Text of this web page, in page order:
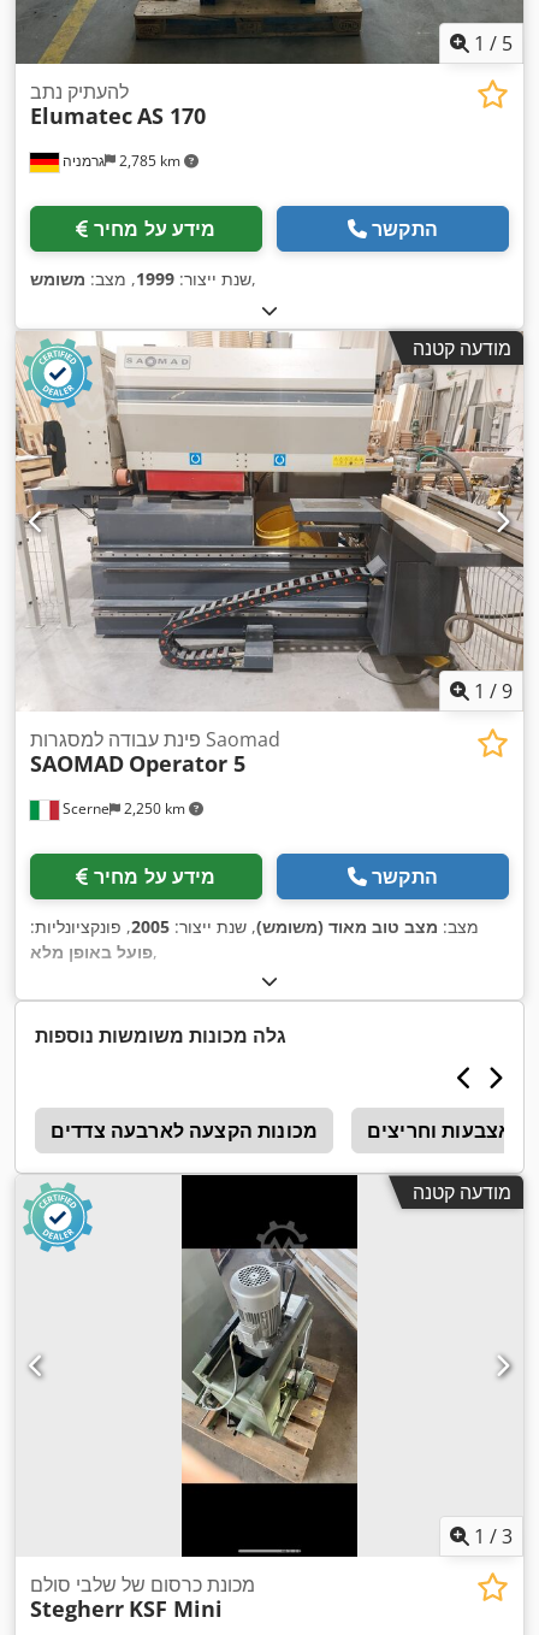
1 / 5
גרמניה 2,785 km
להעתיק נתב
ElumatecAS 170
מידע על מחיר התקשר
שנת ייצור: 1999, מצב: משומש ,
מודעה קטנה
1 /9
Scerne 2,250 km
פינת עבודה למסגרות Saomad
SAOMAD Operator 5
מידע על מחיר התקשר
מצב: מצב טוב מאוד (משומש), שנת ייצור: 2005, פונקציונליות:
פועל באופן מלא,
גלה מכונות משומשות נוספות
מכונות הקצעה לארבעה צדדים אצבעות וחריצים
מודעה קטנה
1 /3
מכונת כרסום של שלבי סולם
Stegherr KSF Mini